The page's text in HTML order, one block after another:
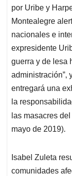
por Uribe y
Montealegre
nacionales e
expresidente
guerra y de lesa
administración”,
entregará una
la
las masacres
mayo de 2019).
Isabel Zuleta
comunidades